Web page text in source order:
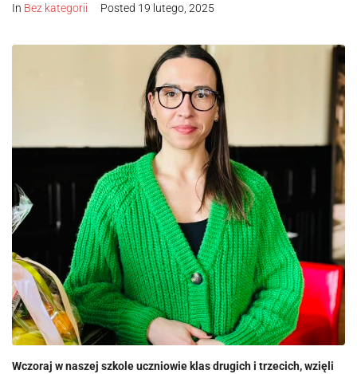
In Bez kategorii Posted 19 lutego, 2025
Wczoraj w naszej szkole uczniowie klas drugich i trzecich, wzięli